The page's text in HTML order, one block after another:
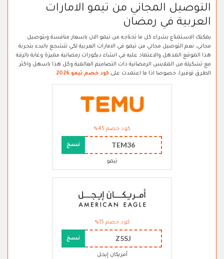
التوصيل المجاني من تيمو الامارات
العربية في رمضان
يمكنك الاستمتاع بشراء كل ما تحتاجه من تيمو الان باسعار منافسة وبتوصيل
مجاني، نعم التوصيل مجاني من تيمو في الامارات العربية لكي تتشجع بالبدء بتجربة
هذا الموقع المذهل والاعتماد عليه في انشاء ديكورات رمضانية مميزة وغاية بالرقة
مع تشكيلة من الملابس الرمضانية ذات التصاميم العالمية وكل هذا باسهل واكثر
الطرق توفيرا، خصوصا اذا ما اعتمدت على كود خصم تيمو 2026 .
كود خصم 45%
TEM36 نسخ
تيمو
كود خصم 15%
Z5SJ نسخ
أمريكان إيجل